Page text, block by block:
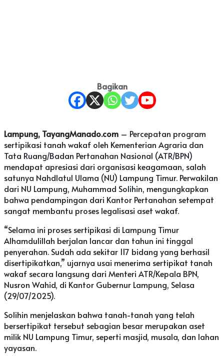
Bagikan
Lampung, TayangManado.com – Percepatan program
sertipikasi tanah wakaf oleh Kementerian Agraria dan
Tata Ruang/Badan Pertanahan Nasional (ATR/BPN)
mendapat apresiasi dari organisasi keagamaan, salah
satunya Nahdlatul Ulama (NU) Lampung Timur. Perwakilan
dari NU Lampung, Muhammad Solihin, mengungkapkan
bahwa pendampingan dari Kantor Pertanahan setempat
sangat membantu proses legalisasi aset wakaf.
“Selama ini proses sertipikasi di Lampung Timur
Alhamdulillah berjalan lancar dan tahun ini tinggal
penyerahan. Sudah ada sekitar 117 bidang yang berhasil
disertipikatkan,” ujarnya usai menerima sertipikat tanah
wakaf secara langsung dari Menteri ATR/Kepala BPN,
Nusron Wahid, di Kantor Gubernur Lampung, Selasa
(29/07/2025).
Solihin menjelaskan bahwa tanah-tanah yang telah
bersertipikat tersebut sebagian besar merupakan aset
milik NU Lampung Timur, seperti masjid, musala, dan lahan
yayasan.